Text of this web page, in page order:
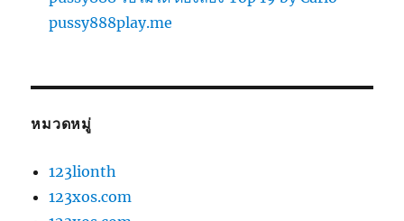
pussy888play.me
หมวดหมู่
123lionth
123xos.com